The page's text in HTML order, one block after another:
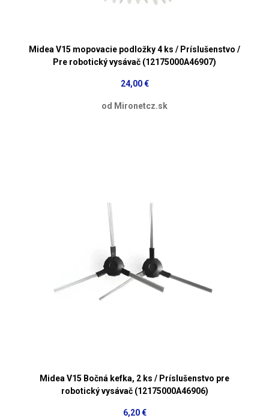
Midea V15 mopovacie podložky 4 ks / Príslušenstvo /
Pre robotický vysávač (12175000A46907)
24,00 €
od Mironetcz.sk
Midea V15 Bočná kefka, 2 ks / Príslušenstvo pre
robotický vysávač (12175000A46906)
6,20 €